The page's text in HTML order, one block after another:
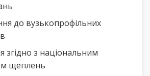
до вузькопрофільних
згідно з національним
щеплень